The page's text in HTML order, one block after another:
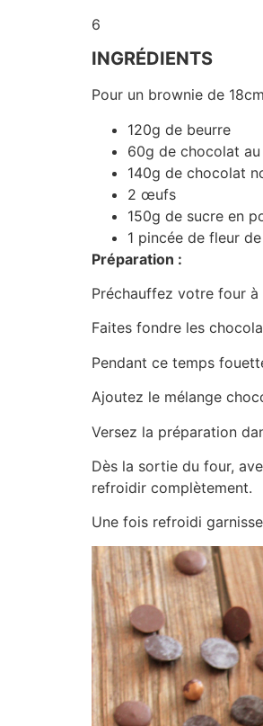
6
INGRÉDIENTS
Pour un brownie de
120g de beurre
60g de chocolat
140g de chocolat
2 œufs
150g de sucre en
1 pincée de fleur
Préparation :
Préchauffez votre four à
Faites fondre les
Pendant ce temps
Ajoutez le mélange
Versez la préparation
Dès la sortie du four,
refroidir complètement.
Une fois refroidi